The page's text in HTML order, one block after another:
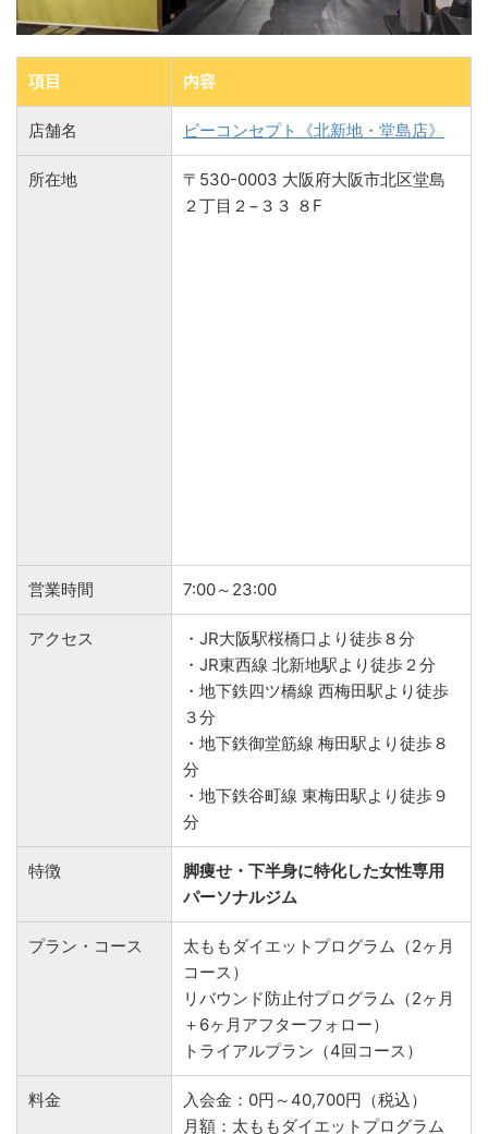
項目 内容
店舗名 ビーコンセプト《北新地・堂島店》
所在地
〒530-0003 大阪府大阪市北区堂島
２丁目２−３３ ８F
営業時間 7:00～23:00
アクセス
・JR大阪駅桜橋口より徒歩８分
・JR東西線 北新地駅より徒歩２分
・地下鉄四ツ橋線 西梅田駅より徒歩
３分
・地下鉄御堂筋線 梅田駅より徒歩８
分
・地下鉄谷町線 東梅田駅より徒歩９
分
特徴
脚痩せ・下半身に特化した女性専用
パーソナルジム
プラン・コース
太ももダイエットプログラム（2ヶ月
コース）
リバウンド防止付プログラム（2ヶ月
＋6ヶ月アフターフォロー）
トライアルプラン（4回コース）
料金
入会金：0円～40,700円（税込）
月額：太ももダイエットプログラム